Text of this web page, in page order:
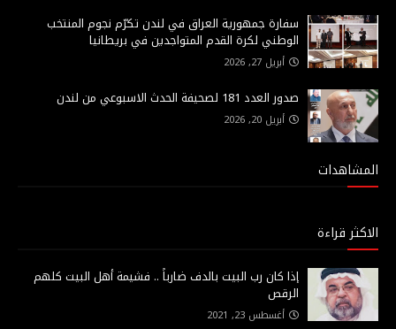
سفارة جمهورية العراق في لندن تكرّم نجوم المنتخب
الوطني لكرة القدم المتواجدين في بريطانيا
أبريل 27, 2026
صدور العدد 181 لصحيفة الحدث الاسبوعي من لندن
أبريل 20, 2026
المشاهدات
الاكثر قراءة
إذا كان رب البيت بالدف ضارباً .. فشيمة أهل البيت كلهم
الرقص
أغسطس 23, 2021